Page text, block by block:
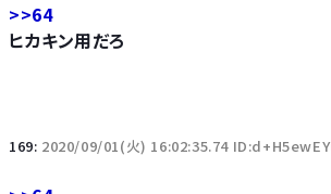
>>64
ヒカキン用だろ
169: 2020/09/01(火) 16:02:35.74